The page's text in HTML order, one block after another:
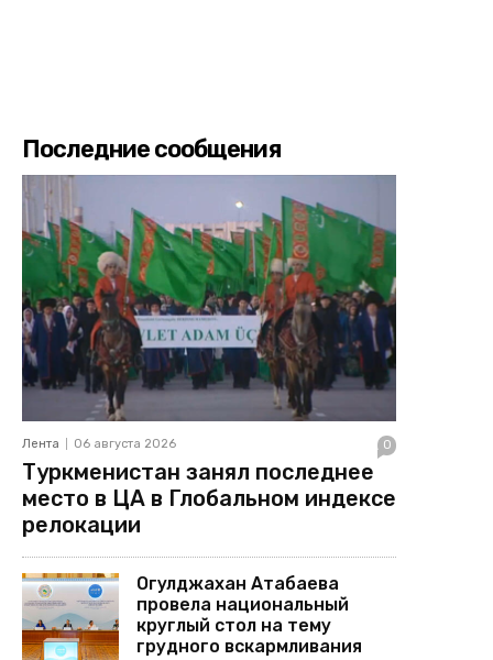
Последние сообщения
Лента 06 августа 2026 0
Туркменистан занял последнее
место в ЦА в Глобальном индексе
релокации
Огулджахан Атабаева
провела национальный
круглый стол на тему
грудного вскармливания